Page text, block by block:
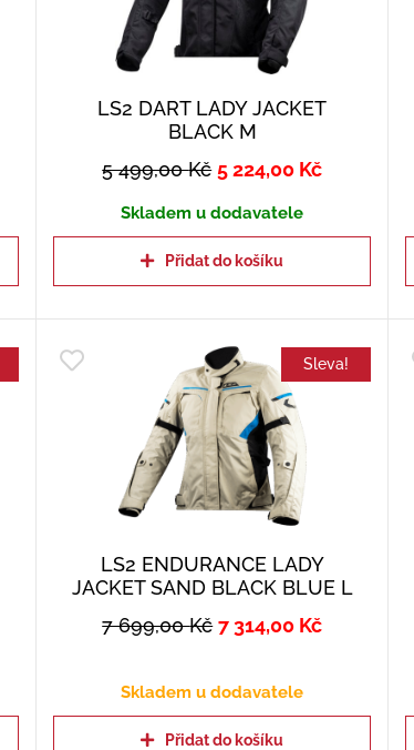
LS2 DART LADY JACKET
BLACK M
5 499,00Kč 5 224,00 Kč
Skladem u dodavatele
Přidat do košíku
Sleva!
LS2 ENDURANCE LADY
JACKET SAND BLACK BLUE L
7 699,00Kč 7 314,00 Kč
Skladem u dodavatele
Přidat do košíku